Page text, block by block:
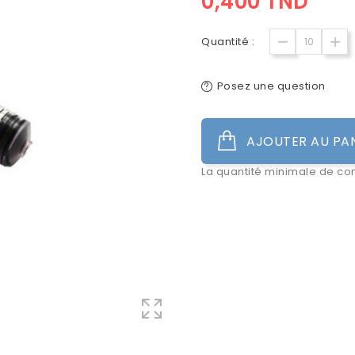
Quantité :
Posez une question
AJOUTER AU
La quantité minimale de